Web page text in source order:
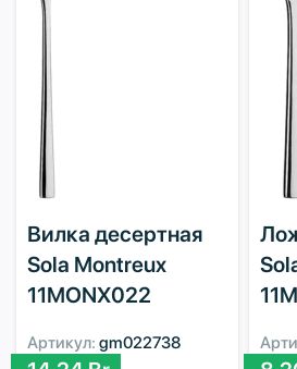
Вилка десертная
Sola Montreux
11MONX022
Артикул: gm022738